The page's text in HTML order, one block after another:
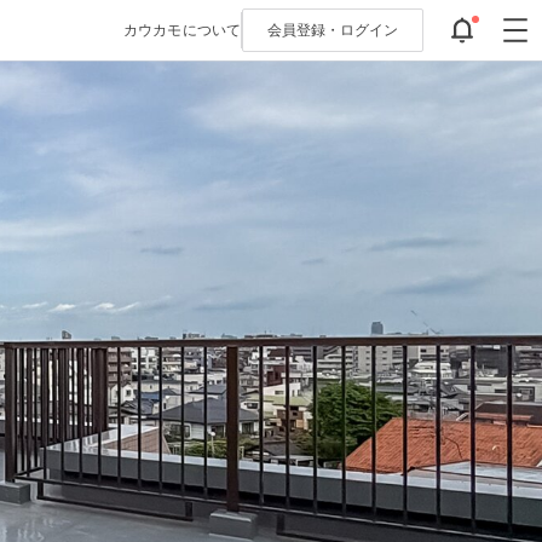
カウカモについて 会員登録・ ログイン